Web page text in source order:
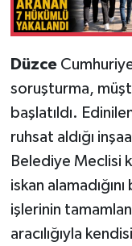
Düzce
soruşturma,
başlatıldı.
ruhsat aldığı
Belediye Meclisi
iskan
işlerinin
aracılığıyla